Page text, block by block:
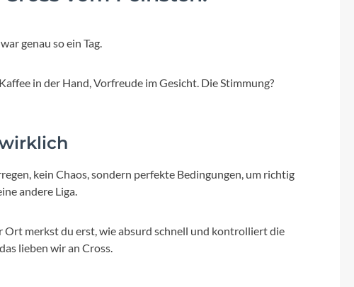
NC-17
Pegasus
Racktime
war genau so ein Tag.
in der Hand, Vorfreude im Gesicht. Die Stimmung?
kein Chaos, sondern perfekte Bedingungen, um richtig
andere Liga.
Ort merkst du erst, wie absurd schnell und kontrolliert die
lieben wir an Cross.